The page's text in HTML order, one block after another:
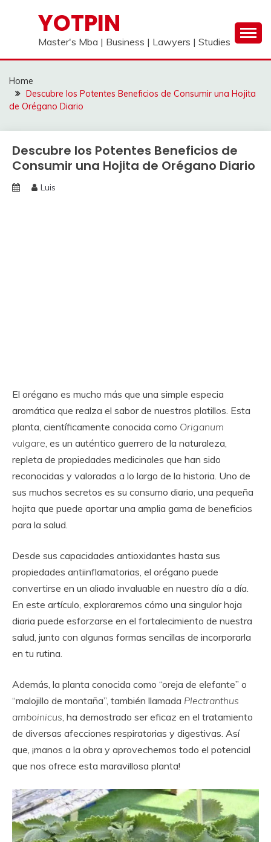
YOTPIN
Master's Mba | Business | Lawyers | Studies
Home
Descubre los Potentes Beneficios de Consumir una Hojita
de Orégano Diario
Descubre los Potentes Beneficios de
Consumir una Hojita de Orégano Diario
Luis
El orégano es mucho más que una simple especia
aromática que realza el sabor de nuestros platillos. Esta
planta, científicamente conocida como Origanum
vulgare, es un auténtico guerrero de la naturaleza,
repleta de propiedades medicinales que han sido
reconocidas y valoradas a lo largo de la historia. Uno de
sus muchos secretos es su consumo diario, una pequeña
hojita que puede aportar una amplia gama de beneficios
para la salud.
Desde sus capacidades antioxidantes hasta sus
propiedades antiinflamatorias, el orégano puede
convertirse en un aliado invaluable en nuestro día a día.
En este artículo, exploraremos cómo una singulor hoja
diaria puede esforzarse en el fortalecimiento de nuestra
salud, junto con algunas formas sencillas de incorporarla
en tu rutina.
Además, la planta conocida como “oreja de elefante” o
“malojillo de montaña”, también llamada Plectranthus
amboinicus, ha demostrado ser eficaz en el tratamiento
de diversas afecciones respiratorias y digestivas. Así
que, ¡manos a la obra y aprovechemos todo el potencial
que nos ofrece esta maravillosa planta!